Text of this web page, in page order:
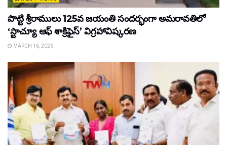
పొట్టి శ్రీరాములు 125వ జయంతి సందర్భంగా అమరావతిలో
‘స్టాచ్యూ ఆఫ్ శాక్రిఫైస్’ విగ్రహావిష్కరణ
MARCH 16, 2026